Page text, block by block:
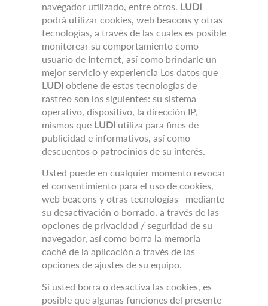
navegador utilizado, entre otros. LUDI
podrá utilizar cookies, web beacons y otras
tecnologías, a través de las cuales es posible
monitorear su comportamiento como
usuario de Internet, así como brindarle un
mejor servicio y experiencia Los datos que
LUDI obtiene de estas tecnologías de
rastreo son los siguientes: su sistema
operativo, dispositivo, la dirección IP,
mismos que LUDI utiliza para fines de
publicidad e informativos, así como
descuentos o patrocinios de su interés.
Usted puede en cualquier momento revocar
el consentimiento para el uso de cookies,
web beacons y otras tecnologías
mediante
su desactivación o borrado, a través de las
opciones de privacidad / seguridad de su
navegador, así como borra la memoria
caché de la aplicación a través de las
opciones de ajustes de su equipo.
Si usted borra o desactiva las cookies, es
posible que algunas funciones del presente